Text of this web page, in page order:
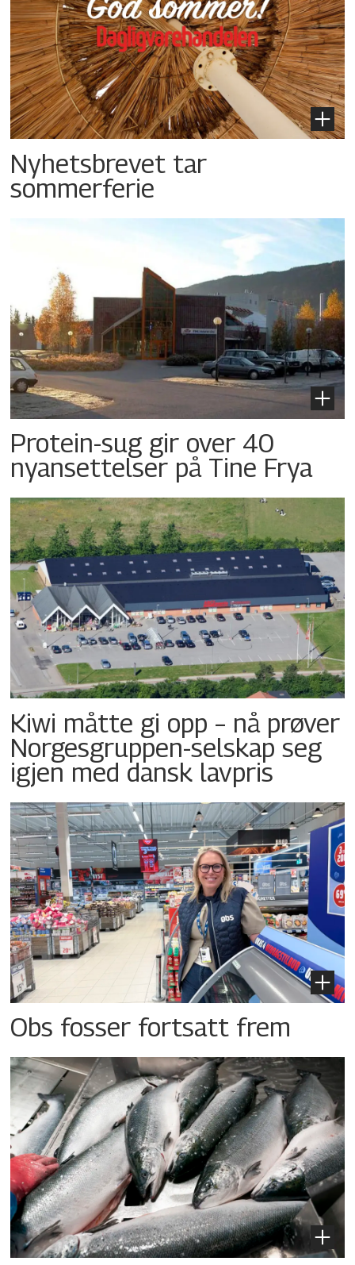
Nyhetsbrevet tar
sommerferie
Protein-sug gir over 40
nyansettelser på Tine Frya
Kiwi måtte gi opp – nå prøver
Norgesgruppen-selskap seg
igjen med dansk lavpris
Obs fosser fortsatt frem